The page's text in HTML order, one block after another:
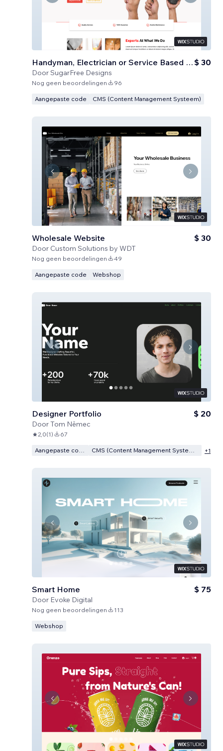
Handyman, Electrician or Service Based Business
DoorSugarFree Designs
$ 30
Nog geen beoordelingen 96
Aangepaste code CMS (Content Management Systeem)
Wholesale Website
Door Custom Solutions by WDT
$ 30
Nog geen beoordelingen 49
Aangepaste code Webshop
Designer Portfolio
DoorTom Němec
$ 20
2,0(1) 67
Aangepaste code CMS (Content Management Systeem) +1
Smart Home
Door Evoke Digital
$ 75
Nog geen beoordelingen 113
Webshop